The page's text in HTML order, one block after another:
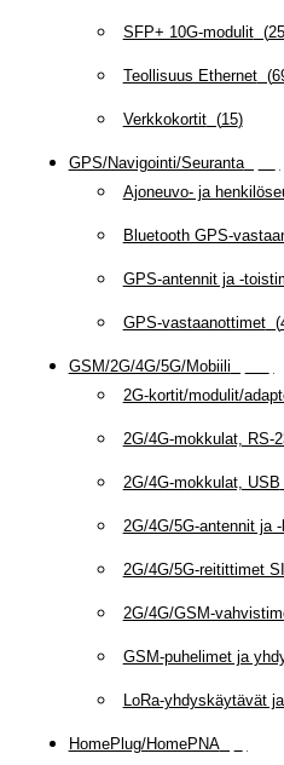
SFP+ 10G-modulit(25
Teollisuus Ethernet(
Verkkokortit(15)
GPS/Navigointi/Seuranta(
Ajoneuvo- ja
Bluetooth GPS-
GPS-antennit ja -
GPS-vastaanottimet(
GSM/2G/4G/5G/Mobiili
2G-kortit/modulit/
2G/4G-mokkulat, RS-
2G/4G-mokkulat, USB
2G/4G/5G-antennit ja
2G/4G/5G-reitittimet
2G/4G/GSM-
GSM-puhelimet ja
LoRa-yhdyskäytävät
HomePlug/HomePNA(